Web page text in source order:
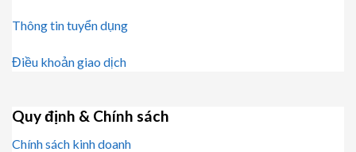
Thông tin tuyển dụng
Điều khoản giao dịch
Quy định & Chính sách
Chính sách kinh doanh